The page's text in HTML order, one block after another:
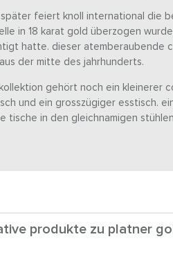
feiert knoll international die
in 18 karat gold überzogen
hatte. dieser atemberaubende
der mitte des jahrhunderts.
gehört noch ein kleinerer
und ein grosszügiger esstisch.
tische in den gleichnamigen
produkte zu platner